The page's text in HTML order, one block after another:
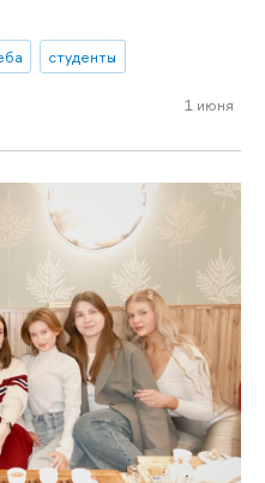
студенты
1 июня